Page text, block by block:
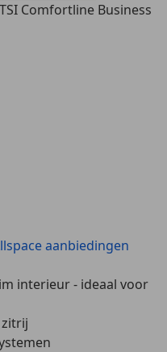
Comfortline Business
aanbiedingen
interieur - ideaal voor